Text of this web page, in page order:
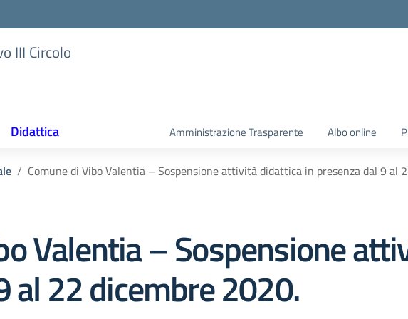
III Circolo
Didattica Amministrazione Trasparente Albo online
Comune di Vibo Valentia – Sospensione attività didattica in presenza dal 9 al
Valentia – Sospensione
al 22 dicembre 2020.